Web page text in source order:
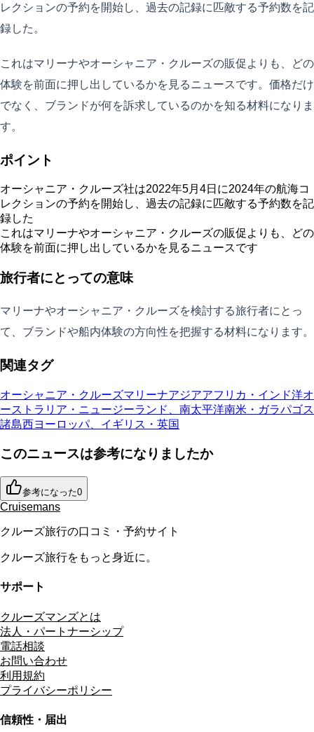
レクションの予約を開始し、過去の記録に匹敵する予約数を記
録した。
これはマリーナやオーシャニア・クルーズの販促よりも、どの
体験を前面に押し出しているかを見るニュースです。価格だけ
でなく、ブランドが何を訴求しているのかを知る材料になりま
す。
ポイント
オーシャニア・クルーズ社は2022年5月4日に2024年の航海コ
レクションの予約を開始し、過去の記録に匹敵する予約数を記
録した
これはマリーナやオーシャニア・クルーズの販促よりも、どの
体験を前面に押し出しているかを見るニュースです
旅行者にとっての意味
マリーナやオーシャニア・クルーズを検討する旅行者にとっ
て、ブランドや船内体験の方向性を把握する材料になります。
関連タグ
オーシャニア・クルーズマリーナアジアアフリカ・インド洋オ
ーストラリア・ニュージーランド、南太平洋南米・ガラパゴス
諸島西ヨーロッパ、イギリス・英国
このニュースは参考になりましたか
参考になった0
Cruisemans
クルーズ旅行の口コミ・予約サイト
クルーズ旅行をもっと身近に。
サポート
クルーズマンズとは
法人・パートナーシップ
電話相談
お問い合わせ
利用規約
プライバシーポリシー
信頼性・届出